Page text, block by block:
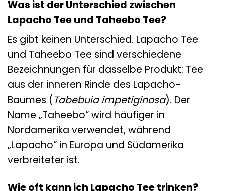
Was ist der Unterschied zwischen
Lapacho Tee und Taheebo Tee?
Es gibt keinen Unterschied. Lapacho Tee
und Taheebo Tee sind verschiedene
Bezeichnungen für dasselbe Produkt: Tee
aus der inneren Rinde des Lapacho-
Baumes (Tabebuia impetiginosa). Der
Name „Taheebo“ wird häufiger in
Nordamerika verwendet, während
„Lapacho“ in Europa und Südamerika
verbreiteter ist.
Wie oft kann ich Lapacho Tee trinken?